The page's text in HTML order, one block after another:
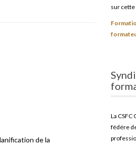
de la
sur
La
fédére